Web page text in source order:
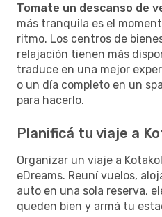
Tomate un descanso de
más tranquila es el
ritmo. Los centros de
relajación tienen más
traduce en una mejor
o un día completo en un
para hacerlo.
Planificá tu viaje a
Organizar un viaje a
eDreams. Reuní vuelos,
auto en una sola reserva,
queden bien y armá tu